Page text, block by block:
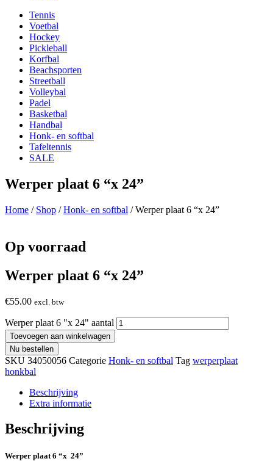
Tennis
Voetbal
Hockey
Pickleball
Korfbal
Beachsporten
Streetball
Volleybal
Padel
Basketbal
Handbal
Honk- en softbal
Tafeltennis
SALE
Werper plaat 6 “x 24”
Home / Shop /Honk- en softbal / Werper plaat 6 “x 24”
Op voorraad
Werper plaat 6 “x 24”
€55.00 excl. btw
Werper plaat 6 "x 24" aantal
Toevoegen aan winkelwagen
Nu bestellen
SKU 34050056 Categorie Honk- en softbal Tag werperplaat
honkbal
Beschrijving
Extra informatie
Beschrijving
Werper plaat 6 “x 24”